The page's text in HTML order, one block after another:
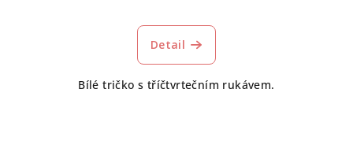
Detail
Bílé tričko s tříčtvrtečním rukávem.